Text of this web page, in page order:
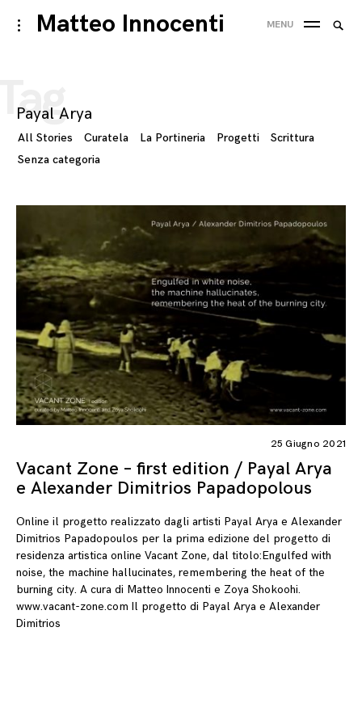
Skip
to
Matteo Innocenti
toggle
MENU
Payal Arya
All Stories Curatela La Portineria Progetti
Scrittura
Senza categoria
25 Giugno 2021
Vacant Zone – first edition / Payal Arya
e Alexander Dimitrios Papadopolous
Online il progetto realizzato dagli artisti Payal Arya e Alexander
Dimitrios Papadopoulos per la prima edizione del progetto di
residenza artistica online Vacant Zone, dal titolo:Engulfed with
noise, the machine hallucinates, remembering the heat of the
burning city. A cura di Matteo Innocenti e Zoya Shokoohi.
www.vacant-zone.com Il progetto di Payal Arya e Alexander
Dimitrios